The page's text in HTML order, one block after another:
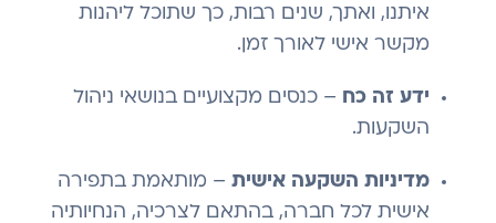
איתנו, ואתך, שנים רבות, כך שתוכל ליהנות
מקשר אישי לאורך זמן.
ידע זה כח – כנסים מקצועיים בנושאי ניהול
השקעות.
מדיניות השקעה אישית – מותאמת בתפירה
אישית לכל חברה, בהתאם לצרכיה, הנחיותיה